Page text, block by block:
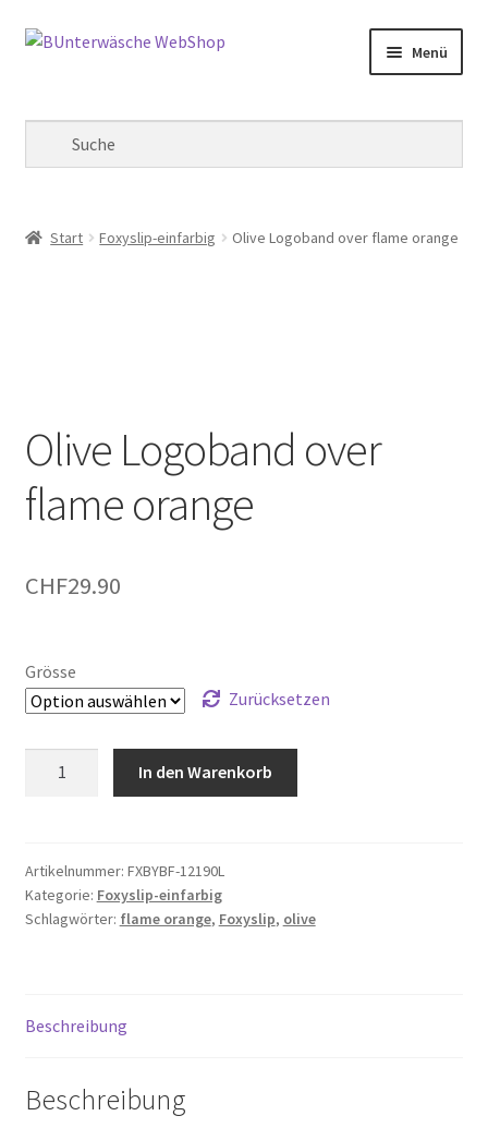
Zur
Zum
Menü
Warenkorb
Start Foxyslip-einfarbig Olive Logoband over flame orange
Olive Logoband over
flame orange
CHF29.90
Grösse
Zurücksetzen
orange
Menge
In den Warenkorb
Artikelnummer: FXBYBF-12190L
Kategorie: Foxyslip-einfarbig
Schlagwörter: flame orange, Foxyslip, olive
Beschreibung
Beschreibung